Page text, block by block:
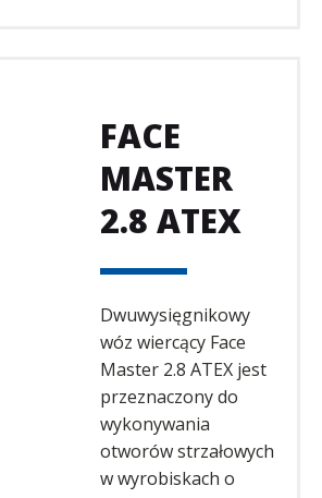
FACE
MASTER
2.8 ATEX
Dwuwysięgnikowy
wóz wiercący Face
Master 2.8 ATEX jest
przeznaczony do
wykonywania
otworów strzałowych
w wyrobiskach o